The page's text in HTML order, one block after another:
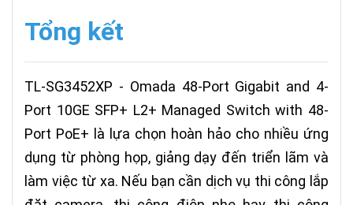
Tổng kết
TL-SG3452XP - Omada 48-Port Gigabit and 4-
Port 10GE SFP+ L2+ Managed Switch with 48-
Port PoE+ là lựa chọn hoàn hảo cho nhiều ứng
dụng từ phòng họp, giảng dạy đến triển lãm và
làm việc từ xa. Nếu bạn cần dịch vụ thi công lắp